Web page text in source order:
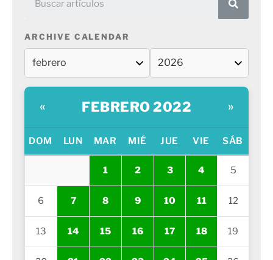
ARCHIVE CALENDAR
« FEBRERO 2022 »
DOM LUN MAR MIÉ JUE VIE SÁB
1 2 3 4 5
6 7 8 9 10 11 12
13 14 15 16 17 18 19